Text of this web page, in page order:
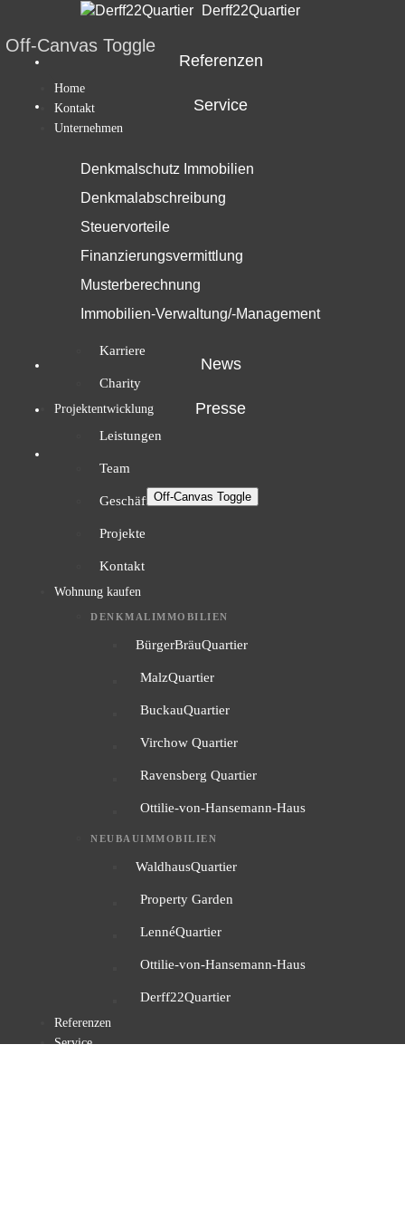
Derff22Quartier
Referenzen
Service
Denkmalschutz Immobilien
Denkmalabschreibung
Steuervorteile
Finanzierungsvermittlung
Musterberechnung
Immobilien-Verwaltung/-Management
News
Presse
Off-Canvas Toggle
Off-Canvas Toggle
Home
Kontakt
Unternehmen
Standorte & Team
Team Berlin
Team München
Vorstand & Aufsichtsrat
Karriere
Charity
Projektentwicklung
Leistungen
Team
Geschäftsführer
Projekte
Kontakt
Wohnung kaufen
DENKMALIMMOBILIEN
BürgerBräuQuartier
MalzQuartier
BuckauQuartier
Virchow Quartier
Ravensberg Quartier
Ottilie-von-Hansemann-Haus
NEUBAUIMMOBILIEN
WaldhausQuartier
Property Garden
LennéQuartier
Ottilie-von-Hansemann-Haus
Derff22Quartier
Referenzen
Service